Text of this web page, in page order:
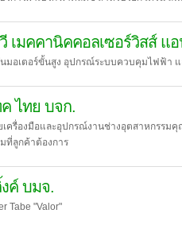
วี เมคคานิคคอลเซอร์วิสส์
มอเตอร์ขั้นสูง อุปกรณ์ระบบควบคุมไฟฟ้า
ไทย บจก.
ครื่องมือและอุปกรณ์งานช่างอุตสาหกรรม
ที่ลูกค้าต้องการ
ค์ บมจ.
Tabe "Valor"